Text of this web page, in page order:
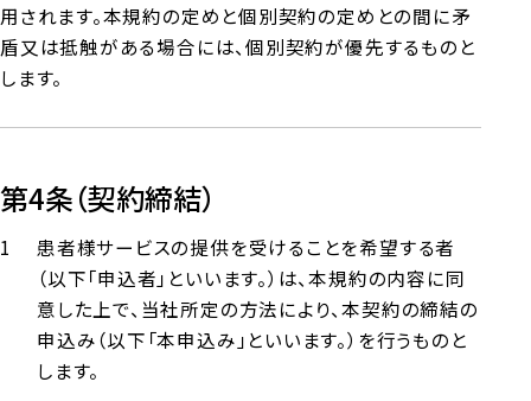
用されます。本規約の定めと個別契約の定めとの間に矛
盾又は抵触がある場合には、個別契約が優先するものと
します。
第4条（契約締結）
患者様サービスの提供を受けることを希望する者
（以下「申込者」といいます。）は、本規約の内容に同
意した上で、当社所定の方法により、本契約の締結の
申込み（以下「本申込み」といいます。）を行うものと
します。